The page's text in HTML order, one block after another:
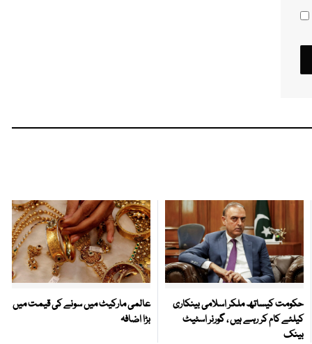
حکومت کیساتھ ملکر اسلامی بینکاری
کیلئے کام کر رہے ہیں ، گورنر اسٹیٹ
بینک
عالمی مارکیٹ میں سونے کی قیمت میں
بڑا اضافہ